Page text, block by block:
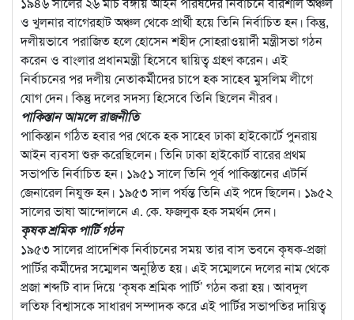
ও খুলনার বাগেরহাট অঞ্চল থেকে প্রার্থী হয়ে তিনি নির্বাচিত হন। কিন্তু,
দলীয়ভাবে পরাজিত হলে হোসেন শহীদ সোহরাওয়ার্দী মন্ত্রীসভা গঠন
করেন ও বাংলার প্রধানমন্ত্রী হিসেবে দ্বায়িত্ব গ্রহণ করেন। এই
নির্বাচনের পর দলীয় নেতাকর্মীদের চাপে হক সাহেব মুসলিম লীগে
যোগ দেন। কিন্তু দলের সদস্য হিসেবে তিনি ছিলেন নীরব।
পাকিস্তান আমলে রাজনীতি
পাকিস্তান গঠিত হবার পর থেকে হক সাহেব ঢাকা হাইকোর্টে পুনরায়
আইন ব্যবসা শুরু করেছিলেন। তিনি ঢাকা হাইকোর্ট বারের প্রথম
সভাপতি নির্বাচিত হন। ১৯৫১ সালে তিনি পূর্ব পাকিস্তানের এটর্নি
জেনারেল নিযুক্ত হন। ১৯৫৩ সাল পর্যন্ত তিনি এই পদে ছিলেন। ১৯৫২
সালের ভাষা আন্দোলনে এ. কে. ফজলুক হক সমর্থন দেন।
কৃষক শ্রমিক পার্টি গঠন
১৯৫৩ সালের প্রাদেশিক নির্বাচনের সময় তার বাস ভবনে কৃষক-প্রজা
পার্টির কর্মীদের সম্মেলন অনুষ্ঠিত হয়। এই সম্মেলনে দলের নাম থেকে
প্রজা শব্দটি বাদ দিয়ে ‘কৃষক শ্রমিক পার্টি’ গঠন করা হয়। আবদুল
লতিফ বিশ্বাসকে সাধারণ সম্পাদক করে এই পার্টির সভাপতির দায়িত্ব